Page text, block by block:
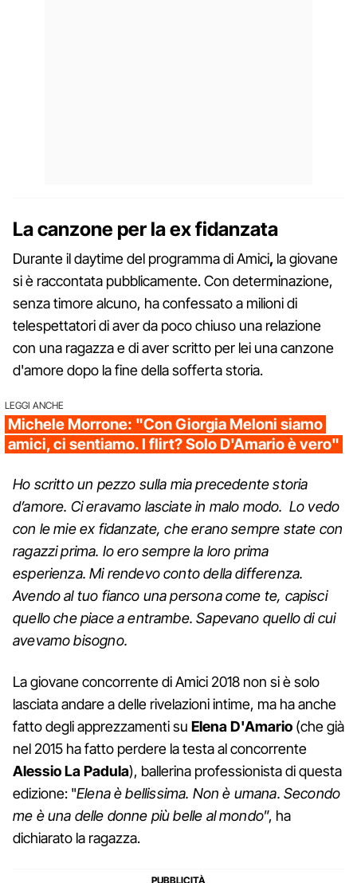
La canzone per la ex fidanzata
Durante il daytime del programma di Amici, la giovane
si è raccontata pubblicamente. Con determinazione,
senza timore alcuno, ha confessato a milioni di
telespettatori di aver da poco chiuso una relazione
con una ragazza e di aver scritto per lei una canzone
d'amore dopo la fine della sofferta storia.
LEGGI ANCHE
Michele Morrone: "Con Giorgia Meloni siamo
amici, ci sentiamo. I flirt? Solo D'Amario è vero"
Ho scritto un pezzo sulla mia precedente storia
d’amore. Ci eravamo lasciate in malo modo. Lo vedo
con le mie ex fidanzate, che erano sempre state con
ragazzi prima. Io ero sempre la loro prima
esperienza. Mi rendevo conto della differenza.
Avendo al tuo fianco una persona come te, capisci
quello che piace a entrambe. Sapevano quello di cui
avevamo bisogno.
La giovane concorrente di Amici 2018 non si è solo
lasciata andare a delle rivelazioni intime, ma ha anche
fatto degli apprezzamenti su Elena D'Amario (che già
nel 2015 ha fatto perdere la testa al concorrente
Alessio La Padula), ballerina professionista di questa
edizione: "Elena è bellissima. Non è umana. Secondo
me è una delle donne più belle al mondo”, ha
dichiarato la ragazza.